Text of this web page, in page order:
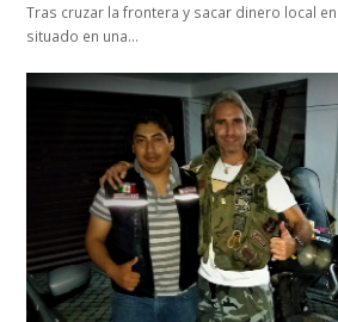
Tras cruzar la frontera y sacar dinero local
situado en una…